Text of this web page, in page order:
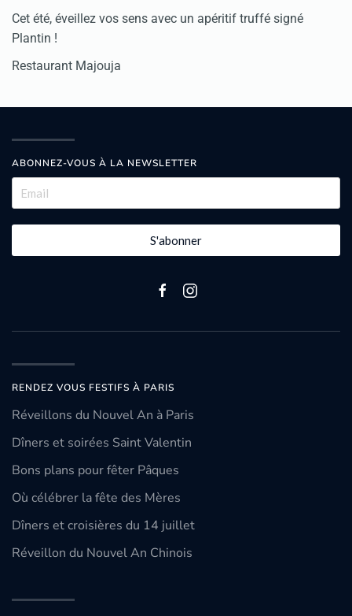
Cet été, éveillez vos sens avec un apéritif truffé signé
Plantin !
Restaurant Majouja
ABONNEZ-VOUS À LA NEWSLETTER
S'abonner
RENDEZ VOUS FESTIFS À PARIS
Réveillons du Nouvel An à Paris
Dîners et soirées Saint Valentin
Bons plans pour fêter Pâques
Où célébrer la fête des Mères
Dîners et croisières du 14 juillet
Réveillon du Nouvel An Chinois